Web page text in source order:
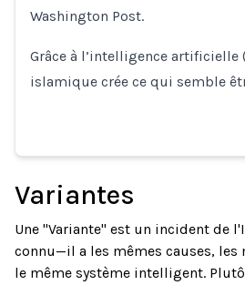
Washington Post.
Grâce à l’intelligence artificielle
islamique crée ce qui semble
Variantes
Une "Variante" est un incident de
connu—il a les mêmes causes, les
le même système intelligent.